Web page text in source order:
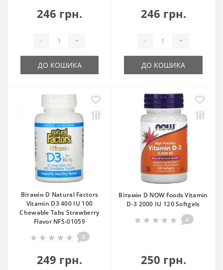
246 грн.
- +
ДО КОШИКА
246 грн.
- +
ДО КОШИКА
Вітамін D Natural Factors
Vitamin D3 400 IU 100
Chewable Tabs Strawberry
Flavor NFS-01059
0
249 грн.
Вітамін D NOW Foods Vitamin
D-3 2000 IU 120 Softgels
0
250 грн.